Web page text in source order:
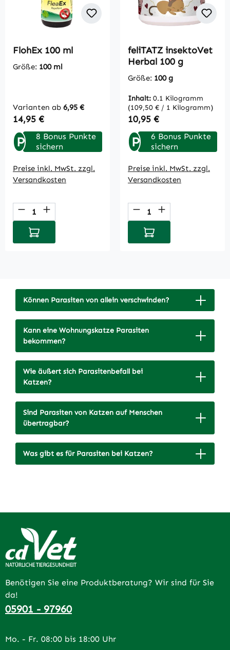
FlohEx 100 ml
Größe: 100 ml
Varianten ab 6,95 €
Regulärer Preis:
14,95 €
P
8 Bonus Punkte
sichern
Preise inkl. MwSt. zzgl.
Versandkosten
Produkt Anzahl: Gib den gewünschten
In den Warenkorb
feliTATZ insektoVet
Herbal 100 g
Größe: 100 g
Inhalt: 0.1 Kilogramm
(109,50 € / 1 Kilogramm)
Regulärer Preis:
10,95 €
P
6 Bonus Punkte
sichern
Preise inkl. MwSt. zzgl.
Versandkosten
Produkt Anzahl:
In den Warenkorb
Können Parasiten von allein verschwinden?
Kann eine Wohnungskatze Parasiten
bekommen?
Wie äußert sich Parasitenbefall bei
Katzen?
Sind Parasiten von Katzen auf Menschen
übertragbar?
Was gibt es für Parasiten bei Katzen?
Benötigen Sie eine Produktberatung? Wir sind für Sie
da!
05901 - 97960
Mo. - Fr. 08:00 bis 18:00 Uhr